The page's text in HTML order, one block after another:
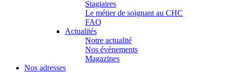
Stagiaires
Le métier de soignant au CHC
FAQ
Actualités
Notre actualité
Nos événements
Magazines
Nos adresses